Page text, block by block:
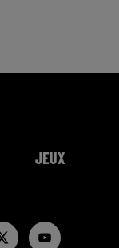
JEUX